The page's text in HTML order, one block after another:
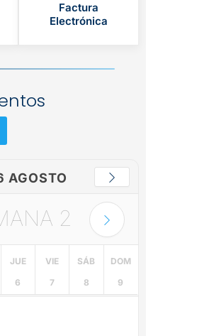
Factura
Electrónica
AGOSTO
2
JUE
6
VIE
7
SÁB
8
DOM
9